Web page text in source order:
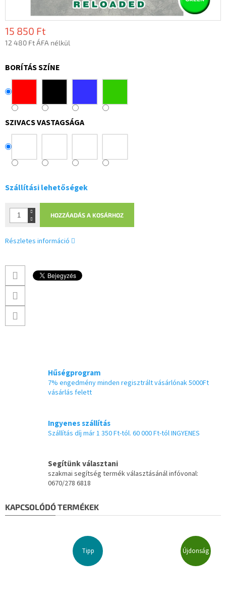
15 850 Ft
12 480 Ft ÁFA nélkül
BORÍTÁS SZÍNE
SZIVACS VASTAGSÁGA
Szállítási lehetőségek
HOZZÁADÁS A KOSÁRHOZ
Részletes információ
Hűségprogram
7% engedmény minden regisztrált vásárlónak 5000Ft
vásárlás felett
Ingyenes szállítás
Szállítás díj már 1 350 Ft-tól. 60 000 Ft-tól INGYENES
Segítünk választani
szakmai segítség termék választásánál infóvonal:
0670/278 6818
KAPCSOLÓDÓ TERMÉKEK
Tipp Újdonság